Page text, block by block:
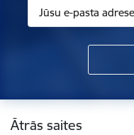
Kājene
Ātrās saites